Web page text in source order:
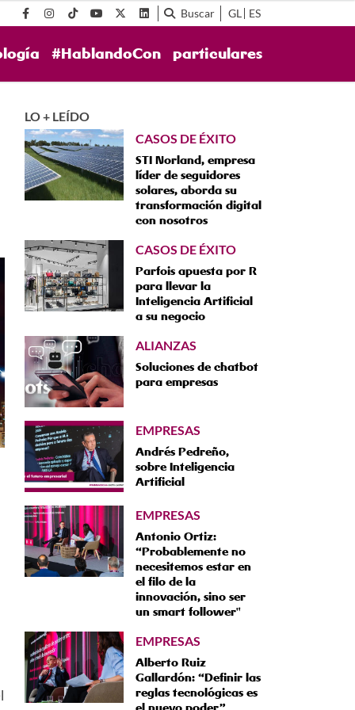
Buscar GL ES
#HablandoCon particulares
LO + LEÍDO
CASOS DE ÉXITO
STI Norland, empresa
líder de seguidores
solares, aborda su
transformación digital
con nosotros
CASOS DE ÉXITO
Parfois apuesta por R
para llevar la
Inteligencia Artificial
a su negocio
ALIANZAS
Soluciones de chatbot
para empresas
EMPRESAS
Andrés Pedreño,
sobre Inteligencia
Artificial
EMPRESAS
Antonio Ortiz:
“Probablemente no
necesitemos estar en
el filo de la
innovación, sino ser
un smart follower"
EMPRESAS
Alberto Ruiz
Gallardón: “Definir las
reglas tecnológicas es